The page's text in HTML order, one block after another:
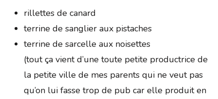
rillettes de canard
terrine de sanglier aux pistaches
terrine de sarcelle aux noisettes
(tout ça vient d’une toute petite productrice de
la petite ville de mes parents qui ne veut pas
qu’on lui fasse trop de pub car elle produit en